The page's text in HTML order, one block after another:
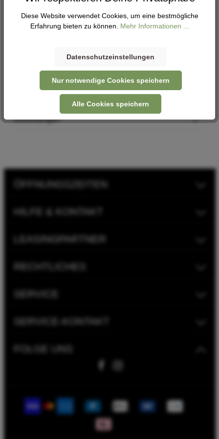
Abholung
Beschreibung
Bewertungen
FOLGE UNS
SERVICE-KONTAKT
ÖFFNUNGSZEITEN
HILFE & KONTAKT
LEASINGPARTNER
RECHTLICHES
SERVICE
Diese Website verwendet Cookies, um eine bestmögliche
Erfahrung bieten zu können. Mehr Informationen ...
Datenschutzeinstellungen
Nur notwendige Cookies speichern
Alle Cookies speichern